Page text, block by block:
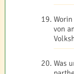
von
Was